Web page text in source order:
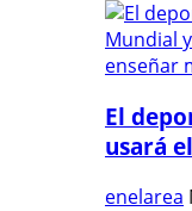
El
usará
enelarea